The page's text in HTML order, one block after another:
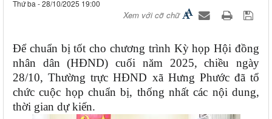
Thứ ba - 28/10/2025 19:00
Xem với cỡ chữ
Để chuẩn bị tốt cho chương trình Kỳ họp Hội đồng
nhân dân (HĐND) cuối năm 2025, chiều ngày
28/10, Thường trực HĐND xã Hưng Phướcđã tổ
chức cuộc họp chuẩn bị, thống nhất các nội dung,
thời gian dự kiến.